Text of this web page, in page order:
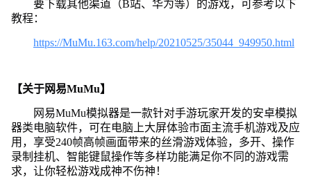
要下载其他渠道（B站、华为等）的游戏，可参考以下
教程：
https://MuMu.163.com/help/20210525/35044_949950.html
【关于网易MuMu】
网易MuMu模拟器是一款针对手游玩家开发的安卓模拟
器类电脑软件，可在电脑上大屏体验市面主流手机游戏及应
用，享受240帧高帧画面带来的丝滑游戏体验，多开、操作
录制挂机、智能键鼠操作等多样功能满足你不同的游戏需
求，让你轻松游戏成神不伤神！